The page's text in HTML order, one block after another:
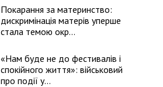
Покарання за материнство:
дискримінація матерів уперше
стала темою окр...
«Нам буде не до фестивалів і
спокійного життя»: військовий
про події у...